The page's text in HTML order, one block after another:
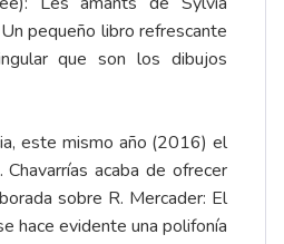
pequeño libro refrescante
que son los dibujos
este mismo año (2016) el
acaba de ofrecer
sobre R. Mercader: El
hace evidente una polifonía